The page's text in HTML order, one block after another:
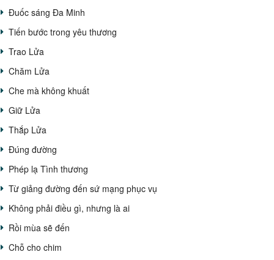
Đuốc sáng Đa Minh
Tiến bước trong yêu thương
Trao Lửa
Chăm Lửa
Che mà không khuất
Giữ Lửa
Thắp Lửa
Đúng đường
Phép lạ Tình thương
Từ giảng đường đến sứ mạng phục vụ
Không phải điều gì, nhưng là ai
Rồi mùa sẽ đến
Chỗ cho chim